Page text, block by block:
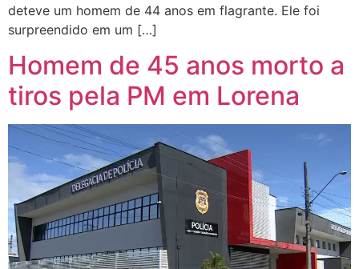
deteve um homem de 44 anos em flagrante. Ele foi
surpreendido em um […]
Homem de 45 anos morto a
tiros pela PM em Lorena